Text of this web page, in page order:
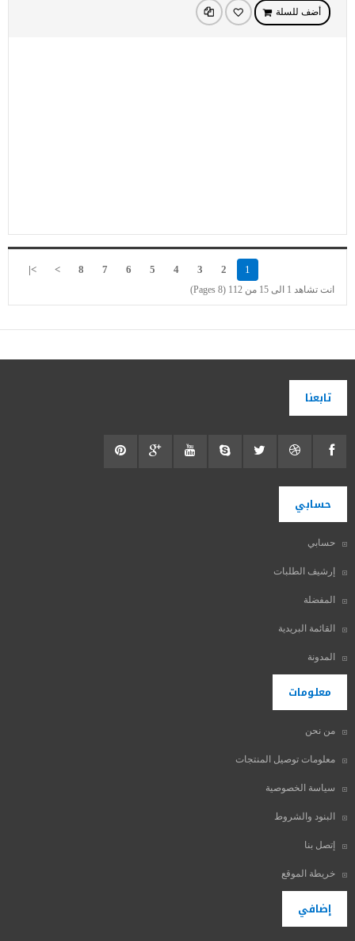
أضف للسلة
1
2
3
4
5
6
7
8
>
>|
انت تشاهد 1 الى 15 من 112 (8 Pages)
تابعنا
حسابي
حسابي
إرشيف الطلبات
المفضلة
القائمة البريدية
المدونة
معلومات
من نحن
معلومات توصيل المنتجات
سياسة الخصوصية
البنود والشروط
إتصل بنا
خريطة الموقع
إضافي